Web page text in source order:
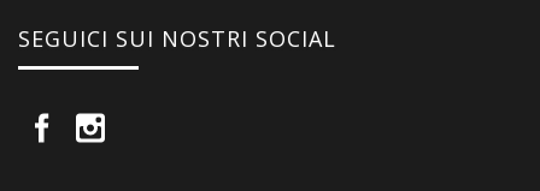
SEGUICI SUI NOSTRI SOCIAL